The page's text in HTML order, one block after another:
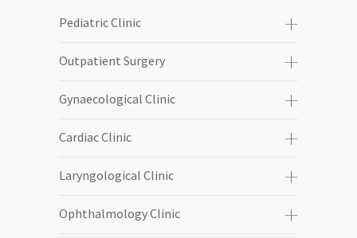
Pediatric Clinic
Outpatient Surgery
Gynaecological Clinic
Cardiac Clinic
Laryngological Clinic
Ophthalmology Clinic